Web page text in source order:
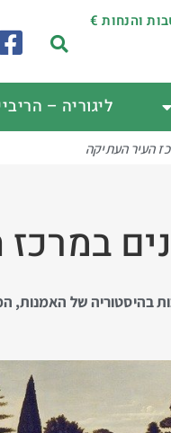
והנחות €
ליגוריה –
העיר העתיקה
בהיסטוריה של האמנות,